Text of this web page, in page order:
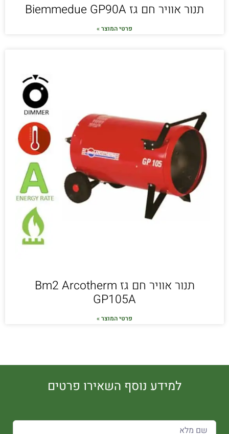
תנור אוויר חם גז Biemmedue GP90A
פרטי המוצר »
תנור אוויר חם גז Bm2 Arcotherm
GP105A
פרטי המוצר »
למידע נוסף השאירו פרטים